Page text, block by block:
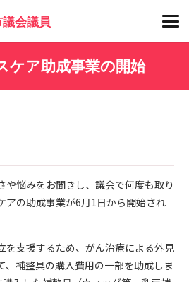
会議員
ケア助成事業の開始
や悩みをお聞きし、議会で何度も取り
アの助成事業が6月1日から開始され
を支援するため、がん治療による外見
、補整具の購入費用の一部を助成しま